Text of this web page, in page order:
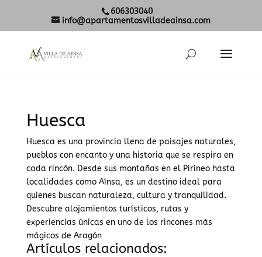
606303040
info@apartamentosvilladeainsa.com
Huesca
Huesca es una provincia llena de paisajes naturales,
pueblos con encanto y una historia que se respira en
cada rincón. Desde sus montañas en el Pirineo hasta
localidades como Aínsa, es un destino ideal para
quienes buscan naturaleza, cultura y tranquilidad.
Descubre alojamientos turísticos, rutas y
experiencias únicas en uno de los rincones más
mágicos de Aragón
Artículos relacionados: